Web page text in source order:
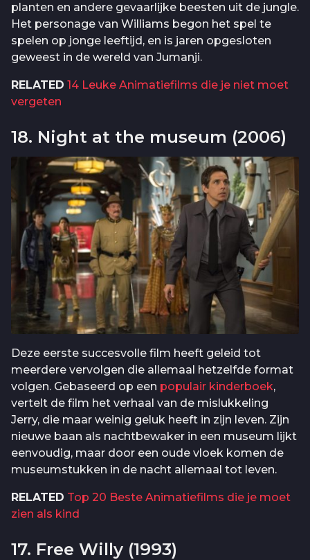
planten en andere gevaarlijke beesten uit de jungle.
Het personage van Williams begon het spel te
spelen op jonge leeftijd, en is jaren opgesloten
geweest in de wereld van Jumanji.
RELATED 14 Leuke Animatiefilms die je niet moet
vergeten
18. Night at the museum (2006)
Deze eerste succesvolle film heeft geleid tot
meerdere vervolgen die allemaal hetzelfde format
volgen. Gebaseerd op een populair kinderboek,
vertelt de film het verhaal van de mislukkeling
Jerry, die maar weinig geluk heeft in zijn leven. Zijn
nieuwe baan als nachtbewaker in een museum lijkt
eenvoudig, maar door een oude vloek komen de
museumstukken in de nacht allemaal tot leven.
RELATED Top 20 Beste Animatiefilms die je moet
zien als kind
17. Free Willy (1993)